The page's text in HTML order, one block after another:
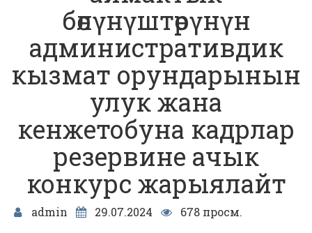
бөлүнүштөрүнүн
административдик
кызмат орундарынын
улук жана
кенжетобуна кадрлар
резервине ачык
конкурс жарыялайт
admin 29.07.2024
678 просм.